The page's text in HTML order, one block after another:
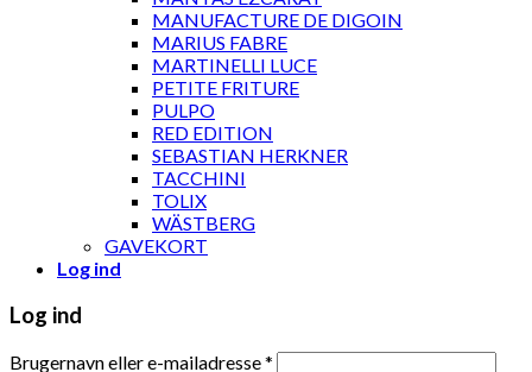
MANUFACTURE DE DIGOIN
MARIUS FABRE
MARTINELLI LUCE
PETITE FRITURE
PULPO
RED EDITION
SEBASTIAN HERKNER
TACCHINI
TOLIX
WÄSTBERG
GAVEKORT
Log ind
Log ind
Brugernavn eller e-mailadresse*